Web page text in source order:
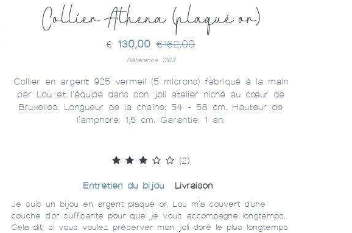
Collier Athena (plaqué or)
€ 130,00€162,00
Référence: 11163
Collier en argent 925 vermeil (5 microns) fabriqué à la main
par Lou et l'équipe dans son joli atelier niché au cœur de
Bruxelles. Longueur de la chaîne: 54 - 58 cm. Hauteur de
l'amphore: 1,5 cm. Garantie: 1 an.
(2)
Entretien du bijou Livraison
Je suis un bijou en argent plaqué or. Lou m'a couvert d'une
couche d'or suffisante pour que je vous accompagne longtemps.
Cela dit, si vous voulez préserver mon joli doré le plus longtemps